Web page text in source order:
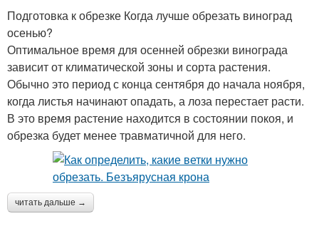
Подготовка к обрезке Когда лучше обрезать виноград
осенью?
Оптимальное время для осенней обрезки винограда
зависит от климатической зоны и сорта растения.
Обычно это период с конца сентября до начала ноября,
когда листья начинают опадать, а лоза перестает расти.
В это время растение находится в состоянии покоя, и
обрезка будет менее травматичной для него.
читать дальше →